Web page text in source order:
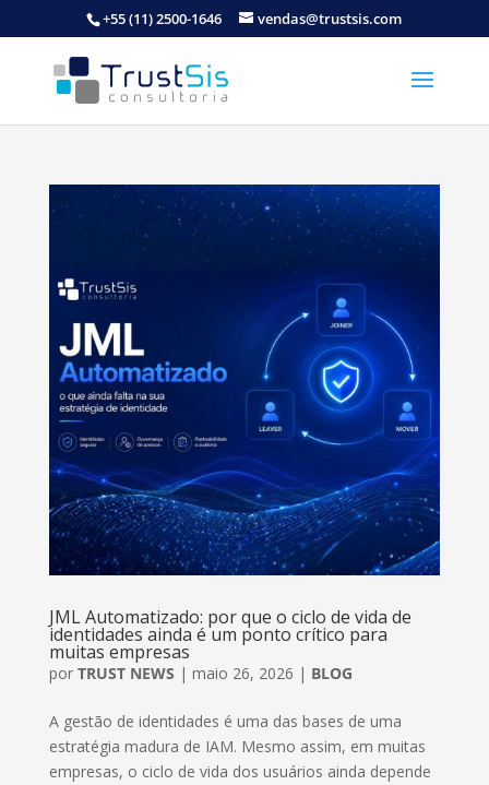
+55 (11) 2500-1646 vendas@trustsis.com
JML Automatizado: por que o ciclo de vida de
identidades ainda é um ponto crítico para
muitas empresas
por TRUST NEWS | maio 26, 2026 | BLOG
A gestão de identidades é uma das bases de uma
estratégia madura de IAM. Mesmo assim, em muitas
empresas, o ciclo de vida dos usuários ainda depende